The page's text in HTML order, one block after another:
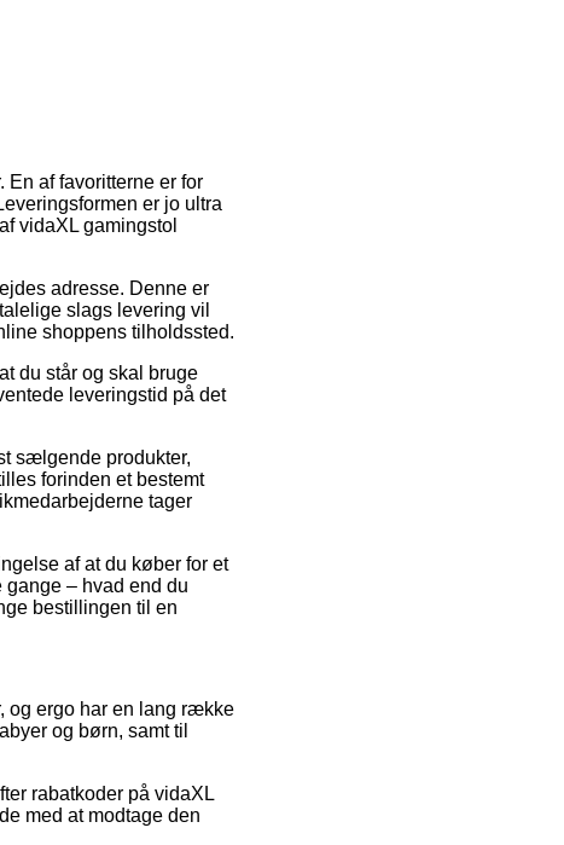
af favoritterne er for
er jo ultra
vidaXL gamingstol
adresse. Denne er
slags levering vil
shoppens tilholdssted.
du står og skal bruge
leveringstid på det
sælgende produkter,
forinden et bestemt
tager
af at du køber for et
– hvad end du
bestillingen til en
og ergo har en lang række
og børn, samt til
rabatkoder på vidaXL
med at modtage den